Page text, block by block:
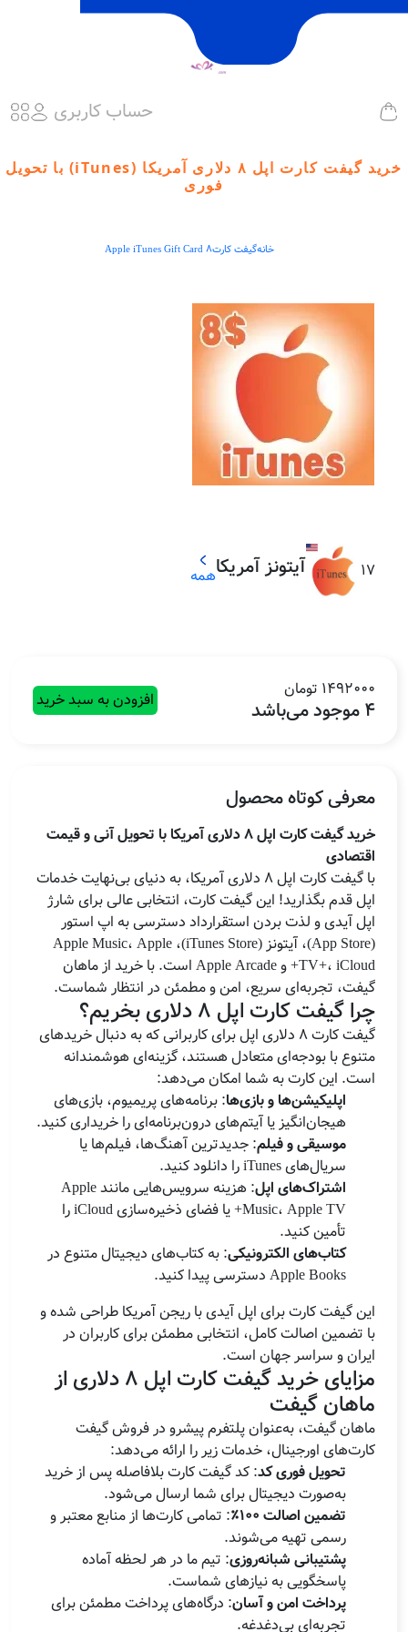
حساب کاربری
خرید گیفت کارت اپل ۸ دلاری آمریکا (iTunes) با تحویل
فوری
خانهگیفت کارتApple iTunes Gift Card 8
17 آیتونز آمریکاهمه
1492000 تومان
4 موجود می‌باشد افزودن به سبد خرید
معرفی کوتاه محصول
خرید گیفت کارت اپل 8 دلاری آمریکا با تحویل آنی و قیمت
اقتصادی
با گیفت کارت اپل 8 دلاری آمریکا، به دنیای بی‌نهایت خدمات
اپل قدم بگذارید! این گیفت کارت، انتخابی عالی برای شارژ
اپل آیدی و لذت بردن استقرارداد دسترسی به اپ استور
(App Store)، آیتونز (iTunes Store)، Apple Music، Apple
TV+، iCloud+ و Apple Arcade است. با خرید از ماهان
گیفت، تجربه‌ای سریع، امن و مطمئن در انتظار شماست.
چرا گیفت کارت اپل 8 دلاری بخریم؟
گیفت کارت 8 دلاری اپل برای کاربرانی که به دنبال خریدهای
متنوع با بودجه‌ای متعادل هستند، گزینه‌ای هوشمندانه
است. این کارت به شما امکان می‌دهد:
اپلیکیشن‌ها و بازی‌ها: برنامه‌های پریمیوم، بازی‌های
هیجان‌انگیز یا آیتم‌های درون‌برنامه‌ای را خریداری کنید.
موسیقی و فیلم: جدیدترین آهنگ‌ها، فیلم‌ها یا
سریال‌های iTunes را دانلود کنید.
اشتراک‌های اپل
: هزینه سرویس‌هایی مانند Apple
Music، Apple TV+ یا فضای ذخیره‌سازی iCloud را
تأمین کنید.
کتاب‌های الکترونیکی: به کتاب‌های دیجیتال متنوع در
Apple Books دسترسی پیدا کنید.
این گیفت کارت برای اپل آیدی با ریجن آمریکا طراحی شده و
با تضمین اصالت کامل، انتخابی مطمئن برای کاربران در
ایران و سراسر جهان است.
مزایای خرید گیفت کارت اپل 8 دلاری از
ماهان گیفت
ماهان گیفت، به‌عنوان پلتفرم پیشرو در فروش گیفت
کارت‌های اورجینال، خدمات زیر را ارائه می‌دهد:
تحویل فوری کد: کد گیفت کارت بلافاصله پس از خرید
به‌صورت دیجیتال برای شما ارسال می‌شود.
تضمین اصالت 100٪
: تمامی کارت‌ها از منابع معتبر و
رسمی تهیه می‌شوند.
پشتیبانی شبانه‌روزی: تیم ما در هر لحظه آماده
پاسخگویی به نیازهای شماست.
پرداخت امن و آسان: درگاه‌های پرداخت مطمئن برای
تجربه‌ای بی‌دغدغه.